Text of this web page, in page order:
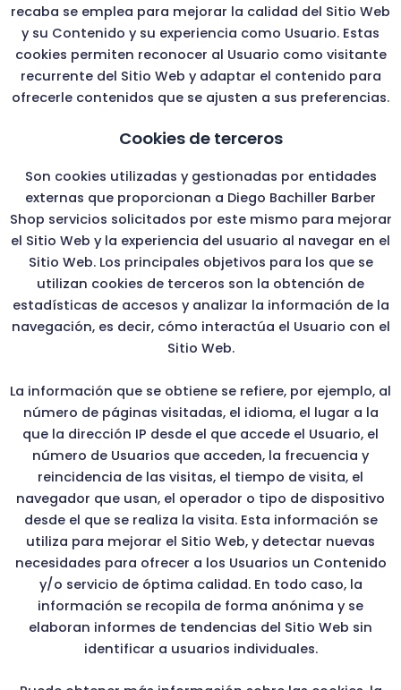
recaba se emplea para mejorar la calidad del Sitio Web
y su Contenido y su experiencia como Usuario. Estas
cookies permiten reconocer al Usuario como visitante
recurrente del Sitio Web y adaptar el contenido para
ofrecerle contenidos que se ajusten a sus preferencias.
Cookies de terceros
Son cookies utilizadas y gestionadas por entidades
externas que proporcionan a Diego Bachiller Barber
Shop servicios solicitados por este mismo para mejorar
el Sitio Web y la experiencia del usuario al navegar en el
Sitio Web. Los principales objetivos para los que se
utilizan cookies de terceros son la obtención de
estadísticas de accesos y analizar la información de la
navegación, es decir, cómo interactúa el Usuario con el
Sitio Web.
La información que se obtiene se refiere, por ejemplo, al
número de páginas visitadas, el idioma, el lugar a la
que la dirección IP desde el que accede el Usuario, el
número de Usuarios que acceden, la frecuencia y
reincidencia de las visitas, el tiempo de visita, el
navegador que usan, el operador o tipo de dispositivo
desde el que se realiza la visita. Esta información se
utiliza para mejorar el Sitio Web, y detectar nuevas
necesidades para ofrecer a los Usuarios un Contenido
y/o servicio de óptima calidad. En todo caso, la
información se recopila de forma anónima y se
elaboran informes de tendencias del Sitio Web sin
identificar a usuarios individuales.